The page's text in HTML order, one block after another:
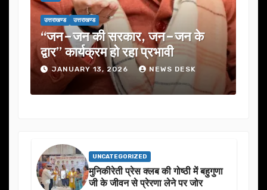
जन–जन के
NEWS DESK
उत्तराखण्ड उत्तराखण्ड
यूजेवीएन लिमिटेड की 132वीं बोर्ड
में कई अहम प्रस्तावों को मंजूरी
JANUARY 13, 2026 NEWS DESK
UNCATEGORIZED
मुनिकीरेती प्रेस क्लब की गोष्ठी में बहुगुणा
जी के जीवन से प्रेरणा लेने पर जोर